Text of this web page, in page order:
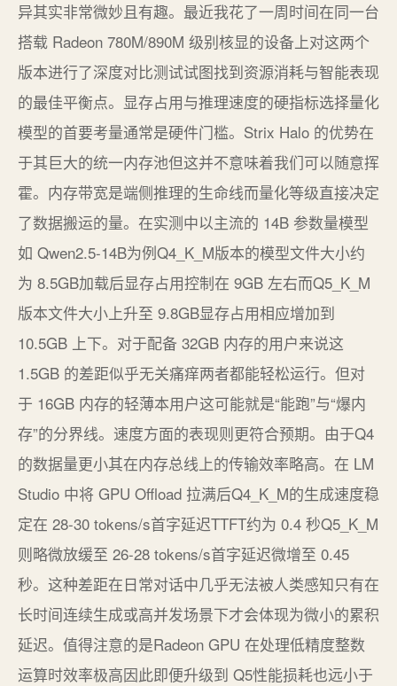
异其实非常微妙且有趣。最近我花了一周时间在同一台
搭载 Radeon 780M/890M 级别核显的设备上对这两个
版本进行了深度对比测试试图找到资源消耗与智能表现
的最佳平衡点。显存占用与推理速度的硬指标选择量化
模型的首要考量通常是硬件门槛。Strix Halo 的优势在
于其巨大的统一内存池但这并不意味着我们可以随意挥
霍。内存带宽是端侧推理的生命线而量化等级直接决定
了数据搬运的量。在实测中以主流的 14B 参数量模型
如 Qwen2.5-14B为例Q4_K_M版本的模型文件大小约
为 8.5GB加载后显存占用控制在 9GB 左右而Q5_K_M
版本文件大小上升至 9.8GB显存占用相应增加到
10.5GB 上下。对于配备 32GB 内存的用户来说这
1.5GB 的差距似乎无关痛痒两者都能轻松运行。但对
于 16GB 内存的轻薄本用户这可能就是“能跑”与“爆内
存”的分界线。速度方面的表现则更符合预期。由于Q4
的数据量更小其在内存总线上的传输效率略高。在 LM
Studio 中将 GPU Offload 拉满后Q4_K_M的生成速度稳
定在 28-30 tokens/s首字延迟TTFT约为 0.4 秒Q5_K_M
则略微放缓至 26-28 tokens/s首字延迟微增至 0.45
秒。这种差距在日常对话中几乎无法被人类感知只有在
长时间连续生成或高并发场景下才会体现为微小的累积
延迟。值得注意的是Radeon GPU 在处理低精度整数
运算时效率极高因此即便升级到 Q5性能损耗也远小于